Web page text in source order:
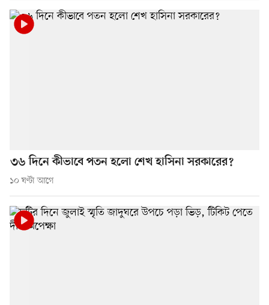
৩৬ দিনে কীভাবে পতন হলো শেখ হাসিনা সরকারের?
১০ ঘণ্টা আগে